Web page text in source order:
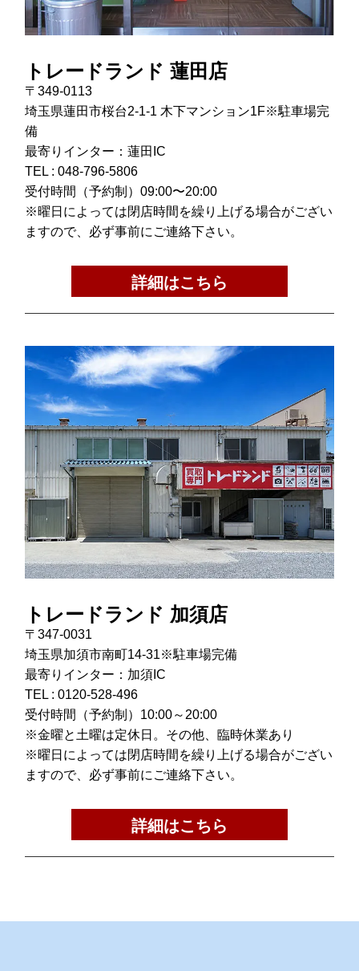
トレードランド 蓮田店
〒349-0113
埼玉県蓮田市桜台2-1-1 木下マンション1F※駐車場完
備
最寄りインター：蓮田IC
TEL : 048-796-5806
受付時間（予約制）09:00〜20:00
※曜日によっては閉店時間を繰り上げる場合がござい
ますので、必ず事前にご連絡下さい。
詳細はこちら
トレードランド 加須店
〒347-0031
埼玉県加須市南町14-31※駐車場完備
最寄りインター：加須IC
TEL : 0120-528-496
受付時間（予約制）10:00～20:00
※金曜と土曜は定休日。その他、臨時休業あり
※曜日によっては閉店時間を繰り上げる場合がござい
ますので、必ず事前にご連絡下さい。
詳細はこちら